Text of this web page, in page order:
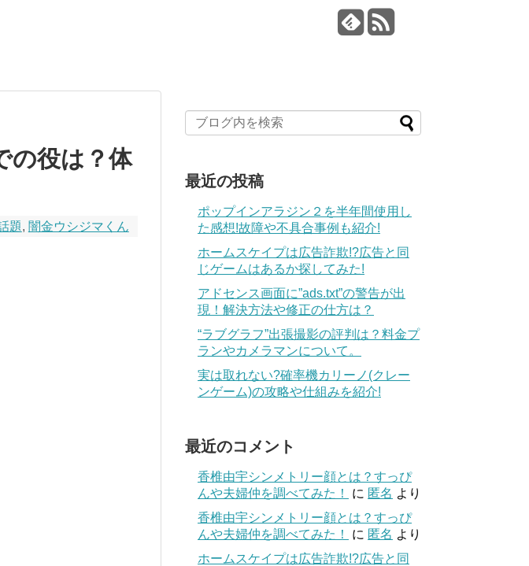
の役は？体
題, 闇金ウシジマくん
最近の投稿
ポップインアラジン２を半年間使用し
た感想!故障や不具合事例も紹介!
ホームスケイプは広告詐欺!?広告と同
じゲームはあるか探してみた!
アドセンス画面に”ads.txt”の警告が出
現！解決方法や修正の仕方は？
“ラブグラフ”出張撮影の評判は？料金プ
ランやカメラマンについて。
実は取れない?確率機カリーノ(クレー
ンゲーム)の攻略や仕組みを紹介!
最近のコメント
香椎由宇シンメトリー顔とは？すっぴ
んや夫婦仲を調べてみた！
に 匿名 より
香椎由宇シンメトリー顔とは？すっぴ
んや夫婦仲を調べてみた！
に 匿名 より
ホームスケイプは広告詐欺!?広告と同